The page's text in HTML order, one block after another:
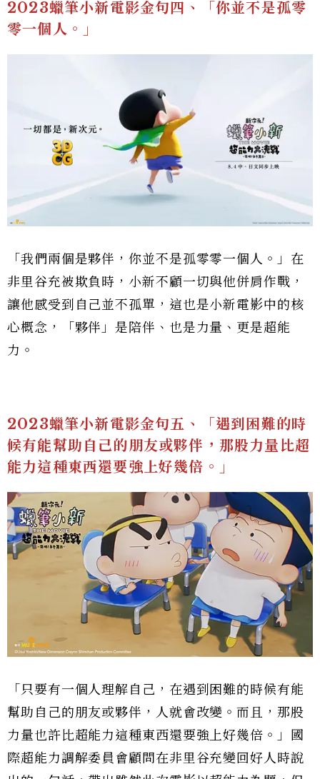
2023蠟筆小新電影金句四、「你並不是孤零
零一個人。」
「我們兩個是夥伴，你並不是孤零零一個人。」在
非里谷充被欺負時，小新不顧一切與他併肩作戰，
讓他感受到自己並不孤單，這也是小新電影中的核
心概念，「夥伴」是陪伴、也是力量、更是超能
力。
2023蠟筆小新電影金句五、「遇到困難的時
候有能幫助自己的朋友或夥伴，那股力量比超
能力這種東西還要強上好幾倍。」
「只要有一個人理解自己，在遇到困難的時候有能
幫助自己的朋友或夥伴，人就會改變。而且，那股
力量也許比超能力這種東西還要強上好幾倍。」國
際超能力調解委員會顧問在非里谷充變回好人時說